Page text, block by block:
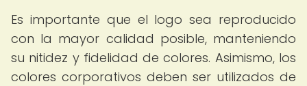
Es importante que el logo sea reproducido
con la mayor calidad posible, manteniendo
su nitidez y fidelidad de colores. Asimismo, los
colores corporativos deben ser utilizados de